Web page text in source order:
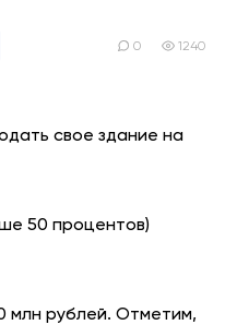
0 1240
свое здание на
50 процентов)
млн рублей. Отметим,